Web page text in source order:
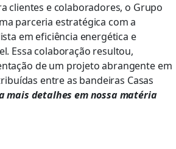
clientes e colaboradores, o Grupo
parceria estratégica com a
em eficiência energética e
Essa colaboração resultou,
de um projeto abrangente em
entre as bandeiras Casas
mais detalhes em nossa matéria